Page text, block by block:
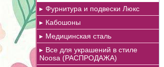
Фурнитура и подвески Люкс
Кабошоны
Медицинская сталь
Все для украшений в стиле
Noosa (РАСПРОДАЖА)